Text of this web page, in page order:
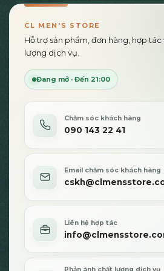
Các
tùy
có
CL MEN'S STORE
Hỗ trợ sản phẩm, đơn hàng, hợp
lượng dịch vụ.
Đang mở · Đến 21:00
Chăm sóc khách hàng
090 143 22 41
Email chăm sóc khách hàng
Liên hệ hợp tác